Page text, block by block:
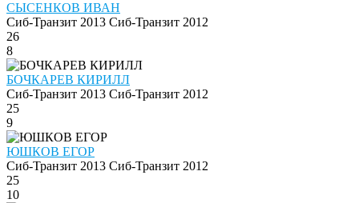
СЫСЕНКОВ ИВАН
Сиб-Транзит 2013 Сиб-Транзит 2012
26
8
БОЧКАРЕВ КИРИЛЛ
Сиб-Транзит 2013 Сиб-Транзит 2012
25
9
ЮШКОВ ЕГОР
Сиб-Транзит 2013 Сиб-Транзит 2012
25
10